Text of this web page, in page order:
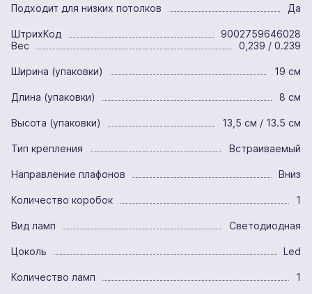
Подходит для низких потолков Да
ШтрихКод
9002759646028
Вес
0,239 / 0.239
Ширина (упаковки) 19 см
Длина (упаковки) 8 см
Высота (упаковки) 13,5 см / 13.5 см
Тип крепления Встраиваемый
Направление плафонов Вниз
Количество коробок 1
Вид ламп Светодиодная
Цоколь Led
Количество ламп 1